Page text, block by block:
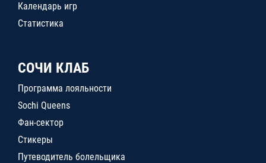
Календарь игр
Статистика
СОЧИ КЛАБ
Программа лояльности
Sochi Queens
Фан-сектор
Стикеры
Путеводитель болельщика